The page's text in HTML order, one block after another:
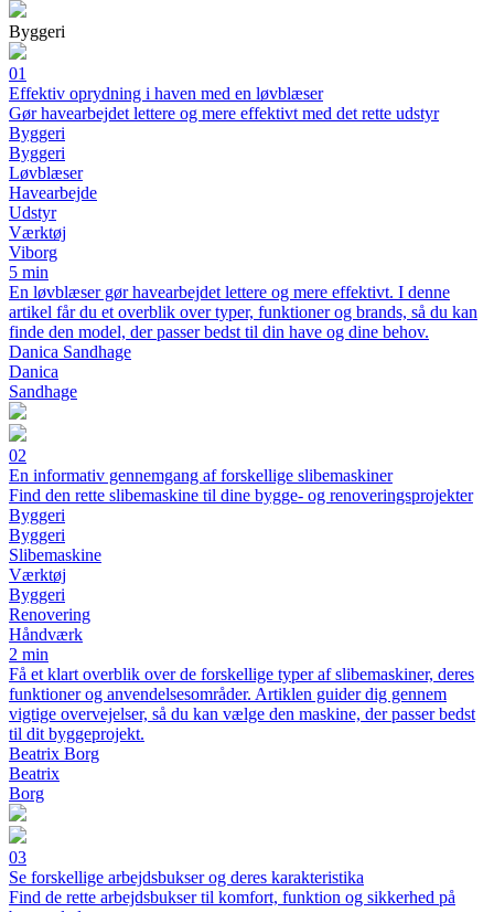
Byggeri
01
Effektiv oprydning i haven med en løvblæser
Gør havearbejdet lettere og mere effektivt med det rette udstyr
Byggeri
Byggeri
Løvblæser
Havearbejde
Udstyr
Værktøj
Viborg
5 min
En løvblæser gør havearbejdet lettere og mere effektivt. I denne
artikel får du et overblik over typer, funktioner og brands, så du kan
finde den model, der passer bedst til din have og dine behov.
Danica Sandhage
Danica
Sandhage
02
En informativ gennemgang af forskellige slibemaskiner
Find den rette slibemaskine til dine bygge- og renoveringsprojekter
Byggeri
Byggeri
Slibemaskine
Værktøj
Byggeri
Renovering
Håndværk
2 min
Få et klart overblik over de forskellige typer af slibemaskiner, deres
funktioner og anvendelsesområder. Artiklen guider dig gennem
vigtige overvejelser, så du kan vælge den maskine, der passer bedst
til dit byggeprojekt.
Beatrix Borg
Beatrix
Borg
03
Se forskellige arbejdsbukser og deres karakteristika
Find de rette arbejdsbukser til komfort, funktion og sikkerhed på